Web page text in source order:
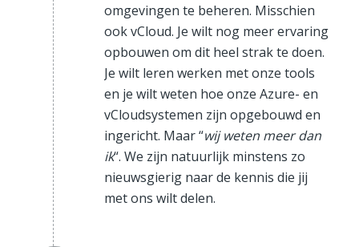
omgevingen te beheren. Misschien
ook vCloud. Je wilt nog meer ervaring
opbouwen om dit heel strak te doen.
Je wilt leren werken met onze tools
en je wilt weten hoe onze Azure- en
vCloudsystemen zijn opgebouwd en
ingericht. Maar “wij weten meer dan
ik“. We zijn natuurlijk minstens zo
nieuwsgierig naar de kennis die jij
met ons wilt delen.